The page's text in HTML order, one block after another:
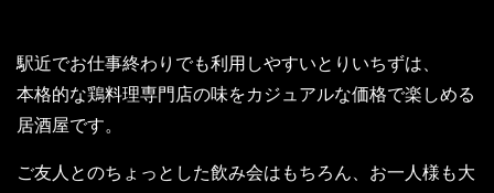
駅近でお仕事終わりでも利用しやすいとりいちずは、
本格的な鶏料理専門店の味をカジュアルな価格で楽しめる
居酒屋です。
ご友人とのちょっとした飲み会はもちろん、お一人様も大